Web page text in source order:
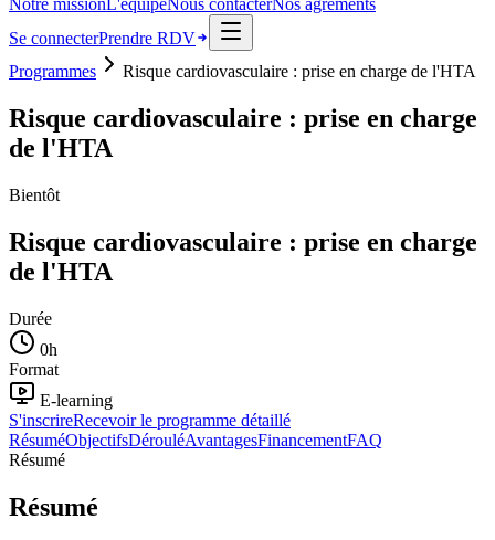
Notre missionL'équipeNous contacterNos agréments
Se connecterPrendre RDV
Programmes
Risque cardiovasculaire : prise en charge de l'HTA
Risque cardiovasculaire : prise en charge
de l'HTA
Bientôt
Risque cardiovasculaire : prise en charge
de l'HTA
Durée
0h
Format
E-learning
S'inscrireRecevoir le programme détaillé
RésuméObjectifsDérouléAvantagesFinancementFAQ
Résumé
Résumé